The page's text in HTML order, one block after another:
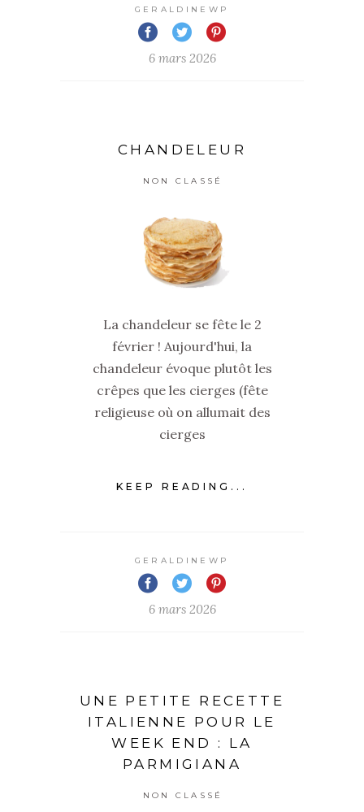
GERALDINEWP
6 mars 2026
CHANDELEUR
NON CLASSÉ
La chandeleur se fête le 2
février ! Aujourd'hui, la
chandeleur évoque plutôt les
crêpes que les cierges (fête
religieuse où on allumait des
cierges
KEEP READING...
GERALDINEWP
6 mars 2026
UNE PETITE RECETTE
ITALIENNE POUR LE
WEEK END : LA
PARMIGIANA
NON CLASSÉ